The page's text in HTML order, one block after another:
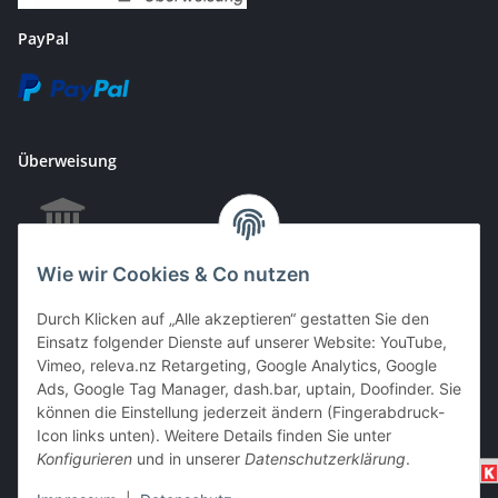
Wie wir Cookies & Co nutzen
Durch Klicken auf „Alle akzeptieren“ gestatten Sie den
Einsatz folgender Dienste auf unserer Website: YouTube,
Vimeo, releva.nz Retargeting, Google Analytics, Google
Ads, Google Tag Manager, dash.bar, uptain, Doofinder. Sie
können die Einstellung jederzeit ändern (Fingerabdruck-
Icon links unten). Weitere Details finden Sie unter
Konfigurieren und in unserer Datenschutzerklärung.
PayPal
Überweisung
EC & Kreditkartenzahlung bei Abholung
Barzahlung bei Abholung